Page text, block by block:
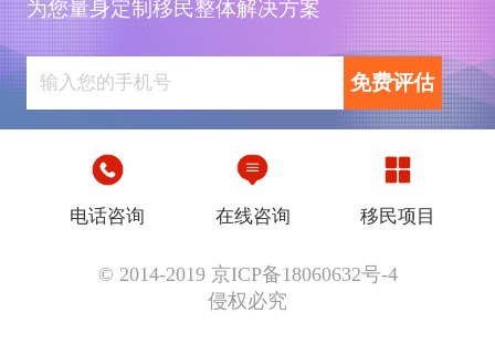
为您量身定制移民整体解决方案
免费评估
电话咨询 在线咨询 移民项目
© 2014-2019 京ICP备18060632号-4
侵权必究